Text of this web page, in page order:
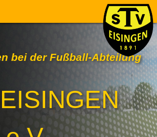
bei der Fußball-Abteilung